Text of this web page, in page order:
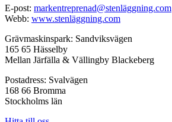
E-post: markentreprenad@stenläggning.com
Webb: www.stenläggning.com
Grävmaskinspark: Sandviksvägen
165 65 Hässelby
Mellan Järfälla & Vällingby Blackeberg
Postadress: Svalvägen
168 66 Bromma
Stockholms län